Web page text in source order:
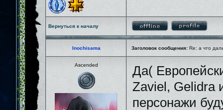
Вернуться к началу
Inochisama Заголовок сообщения: Re: а что
Ascended
Да(
Zaviel, Gelidra
персонажи